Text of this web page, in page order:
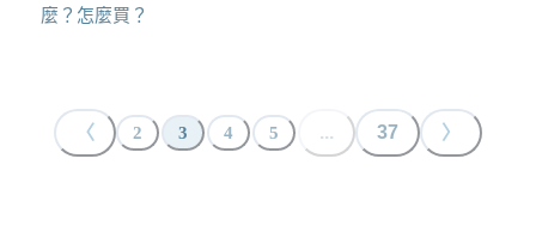
麼？怎麼買？
〈 2 3 4 5 ... 37 〉